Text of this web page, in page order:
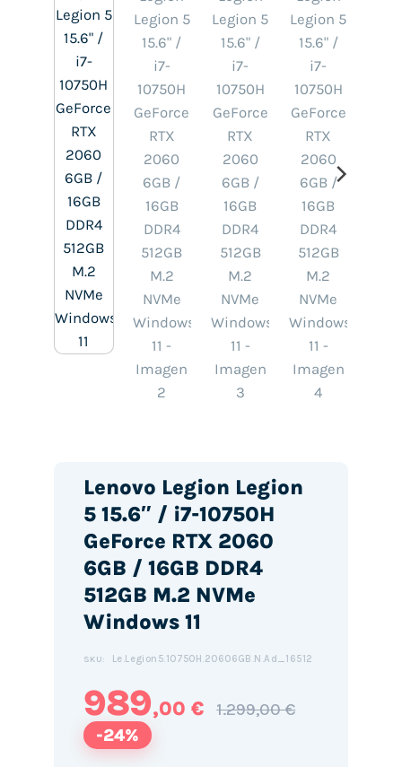
Lenovo Legion Legion
5 15.6″ / i7-10750H
GeForce RTX 2060
6GB / 16GB DDR4
512GB M.2 NVMe
Windows 11
SKU: Le.Legion5.10750H.20606GB.N.Ad_16512
989,00 € 1.299,00 €
-24%